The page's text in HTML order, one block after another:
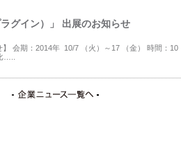
グイン）」 出展のお知らせ
会期：2014年 10/7 （火）～17 （金） 時間：10
…..